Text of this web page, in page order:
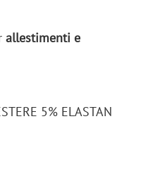
allestimenti e
5% ELASTAN